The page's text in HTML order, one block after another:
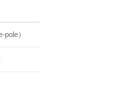
pole）